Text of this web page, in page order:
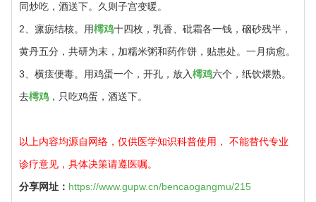
同炒吃，酒送下。久则子宫变暖。
2、瘰疬结核。用樗鸡十四枚，乳香、砒霜各一钱，硇砂残半，
黄丹五分，共研为末，加糯米粥和药作饼，贴患处。一月病愈。
3、横痃便毒。用鸡蛋一个，开孔，放入樗鸡六个，纸饮煨熟。
去樗鸡 ，只吃鸡蛋，酒送下。
以上内容均源自网络，仅供医学知识科普使用， 不能替代专业
诊疗意见，具体决策请遵医嘱。
分享网址： https://www.gupw.cn/bencaogangmu/215